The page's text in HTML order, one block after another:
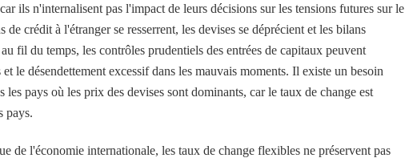
ils n'internalisent pas l'impact de leurs décisions sur les tensions futures sur le
crédit à l'étranger se resserrent, les devises se déprécient et les bilans
fil du temps, les contrôles prudentiels des entrées de capitaux peuvent
le désendettement excessif dans les mauvais moments. Il existe un besoin
les pays où les prix des devises sont dominants, car le taux de change est
pays.
de l'économie internationale, les taux de change flexibles ne préservent pas